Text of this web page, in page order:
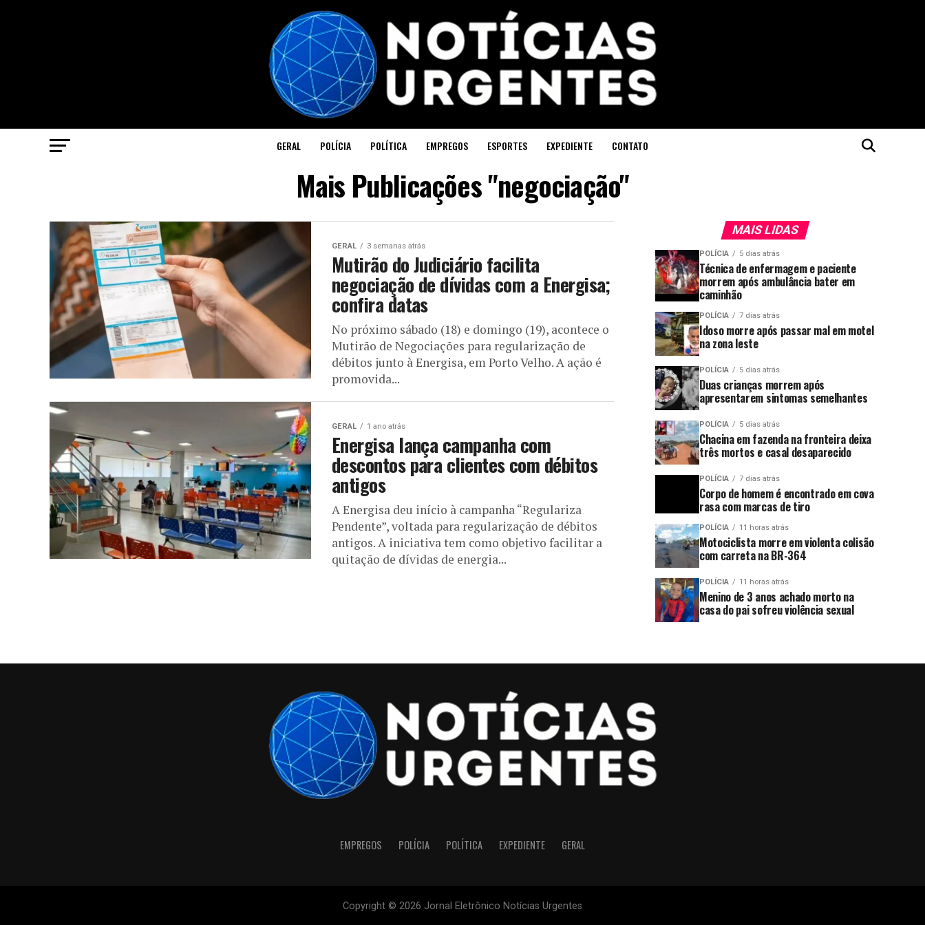
GERAL POLÍCIA POLÍTICA EMPREGOS ESPORTES EXPEDIENTE CONTATO
Mais Publicações "negociação"
GERAL 3 semanas atrás
Mutirão do Judiciário facilita
negociação de dívidas com a Energisa;
confira datas
No próximo sábado (18) e domingo (19), acontece o
Mutirão de Negociações para regularização de
débitos junto à Energisa, em Porto Velho. A ação é
promovida...
GERAL 1 ano atrás
Energisa lança campanha com
descontos para clientes com débitos
antigos
A Energisa deu início à campanha “Regulariza
Pendente”, voltada para regularização de débitos
antigos. A iniciativa tem como objetivo facilitar a
quitação de dívidas de energia...
MAIS LIDAS
POLÍCIA 5 dias atrás
Técnica de enfermagem e paciente
morrem após ambulância bater em
caminhão
POLÍCIA 7 dias atrás
Idoso morre após passar mal em motel
na zona leste
POLÍCIA 5 dias atrás
Duas crianças morrem após
apresentarem sintomas semelhantes
POLÍCIA 5 dias atrás
Chacina em fazenda na fronteira deixa
três mortos e casal desaparecido
POLÍCIA 7 dias atrás
Corpo de homem é encontrado em cova
rasa com marcas de tiro
POLÍCIA 11 horas atrás
Motociclista morre em violenta colisão
com carreta na BR-364
POLÍCIA 11 horas atrás
Menino de 3 anos achado morto na
casa do pai sofreu violência sexual
EMPREGOS POLÍCIA POLÍTICA EXPEDIENTE GERAL
Copyright © 2026 Jornal Eletrônico Notícias Urgentes